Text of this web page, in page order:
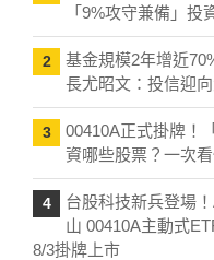
「9%攻守兼備」投
2
基金規模2年增近
長尤昭文：投信迎
3
00410A正式掛牌！
資哪些股票？一次
4
台股科技新兵登場
山 00410A主動式
8/3掛牌上市